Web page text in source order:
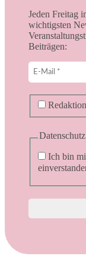
Jeden Freitag
wichtigsten
Beiträgen:
Datenschutz
Ich bin